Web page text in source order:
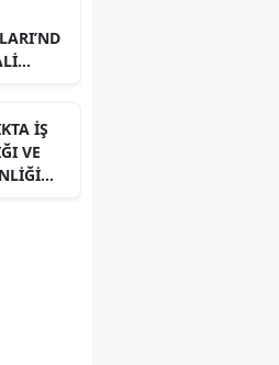
İŞ
VE